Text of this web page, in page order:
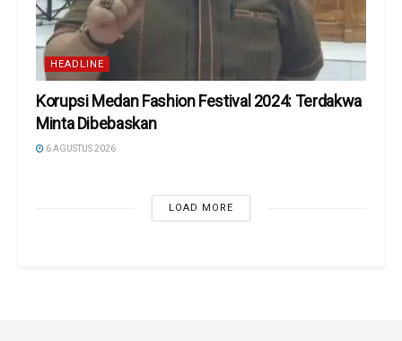
HEADLINE
Korupsi Medan Fashion Festival 2024: Terdakwa
Minta Dibebaskan
6 AGUSTUS 2026
LOAD MORE